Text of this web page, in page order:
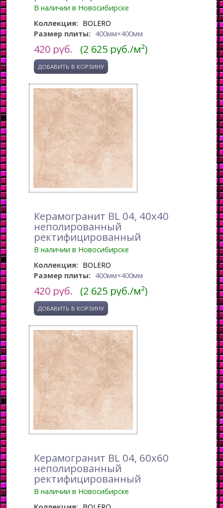
В наличии в Новосибирске
Коллекция: BOLERO
Размер плиты: 400мм×400мм
420 руб. (2 625 руб./м²)
Керамогранит BL 04, 40x40
неполированный
ректифицированный
В наличии в Новосибирске
Коллекция: BOLERO
Размер плиты: 400мм×400мм
420 руб. (2 625 руб./м²)
Керамогранит BL 04, 60x60
неполированный
ректифицированный
В наличии в Новосибирске